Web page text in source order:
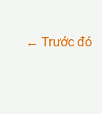
và
← Trước đó